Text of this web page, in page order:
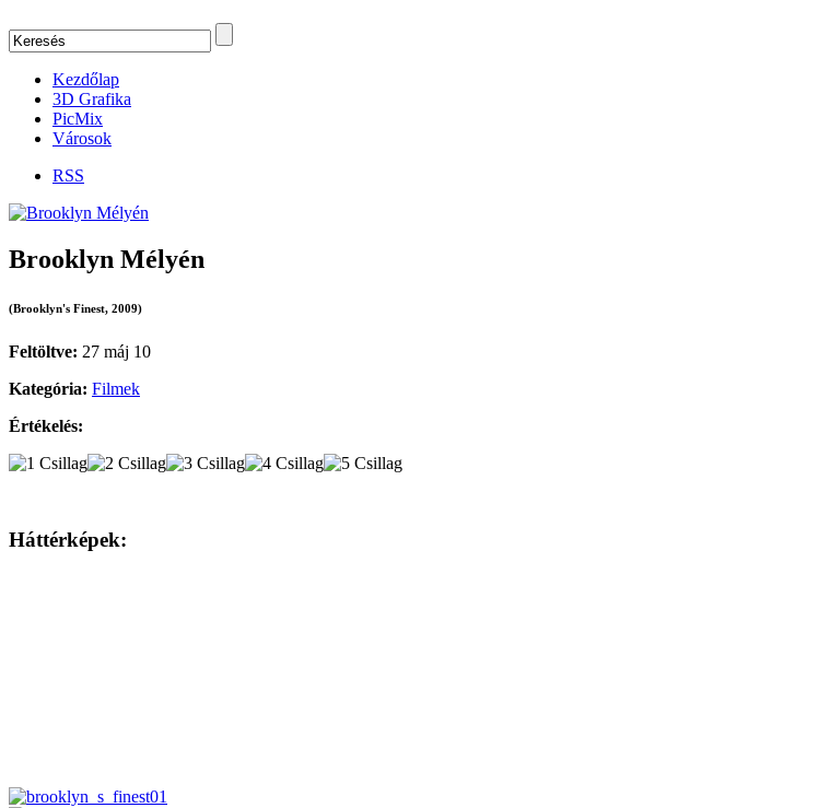
Kezdőlap
3D Grafika
PicMix
Városok
RSS
Brooklyn Mélyén
(Brooklyn's Finest, 2009)
Feltöltve: 27 máj 10
Kategória: Filmek
Értékelés:
Háttérképek: